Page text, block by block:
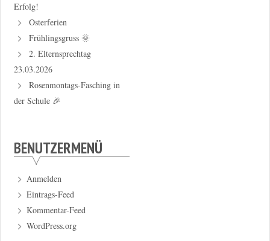
Erfolg!
Osterferien
Frühlingsgruss 🌞
2. Elternsprechtag
23.03.2026
Rosenmontags-Fasching in
der Schule 🎉
BENUTZERMENÜ
Anmelden
Eintrags-Feed
Kommentar-Feed
WordPress.org